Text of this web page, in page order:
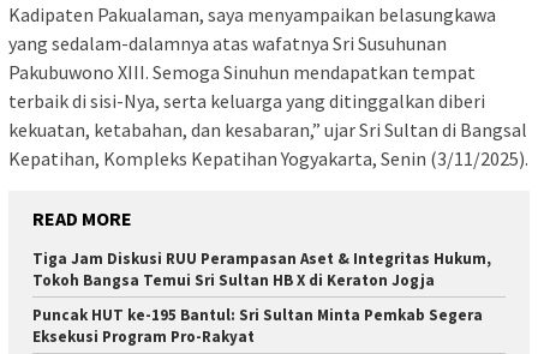
Kadipaten Pakualaman, saya menyampaikan belasungkawa
yang sedalam-dalamnya atas wafatnya Sri Susuhunan
Pakubuwono XIII. Semoga Sinuhun mendapatkan tempat
terbaik di sisi-Nya, serta keluarga yang ditinggalkan diberi
kekuatan, ketabahan, dan kesabaran,” ujar Sri Sultan di Bangsal
Kepatihan, Kompleks Kepatihan Yogyakarta, Senin (3/11/2025).
READ MORE
Tiga Jam Diskusi RUU Perampasan Aset & Integritas Hukum,
Tokoh Bangsa Temui Sri Sultan HB X di Keraton Jogja
Puncak HUT ke-195 Bantul: Sri Sultan Minta Pemkab Segera
Eksekusi Program Pro-Rakyat